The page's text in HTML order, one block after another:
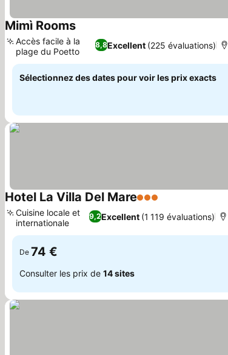
Mimì Rooms
8,8Excellent (225 évaluations)
Accès facile à la
plage du Poetto
Sélectionnez des dates pour voir les prix exacts
Hotel La Villa Del Mare3 Étoiles
9,2Excellent (1 119 évaluations)
Cuisine locale et
internationale
De 74 €
Consulter les prix de 14 sites